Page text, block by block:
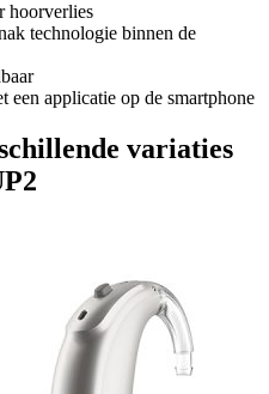
hoorverlies
technologie binnen de
een applicatie op de smartphone
variaties